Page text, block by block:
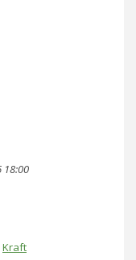
18:00
Kraft